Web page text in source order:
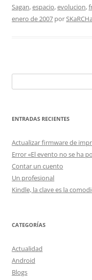
Sagan,espacio,evolucion,
enero de 2007 porSKaRCHa
ENTRADAS RECIENTES
Actualizar firmware de
Error «El evento no se ha
Contar un cuento
Un profesional
Kindle, la clave es la
CATEGORÍAS
Actualidad
Android
Blogs